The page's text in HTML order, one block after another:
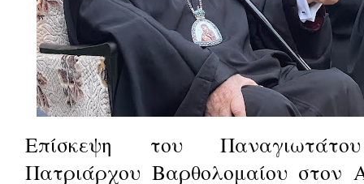
Επίσκεψη του Παναγιωτάτου
Πατριάρχου Βαρθολομαίου στον